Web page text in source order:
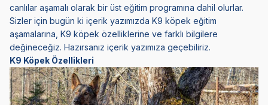
canlılar aşamalı olarak bir üst eğitim programına dahil olurlar.
Sizler için bugün ki içerik yazımızda K9 köpek eğitim
aşamalarına, K9 köpek özelliklerine ve farklı bilgilere
değineceğiz. Hazırsanız içerik yazımıza geçebiliriz.
K9 Köpek Özellikleri